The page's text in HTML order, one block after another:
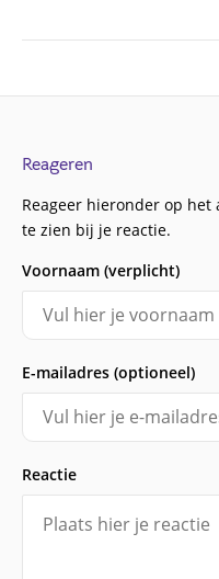
Reageren
Reageer hieronder op het
te zien bij je reactie.
Voornaam (verplicht)
E-mailadres (optioneel)
Reactie